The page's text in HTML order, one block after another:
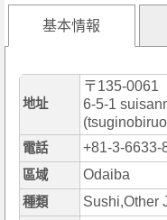
基本情報
地址
〒135-0061
6-5-1
電話 +81-3-6633-
區域 Odaiba
種類 Sushi,Other